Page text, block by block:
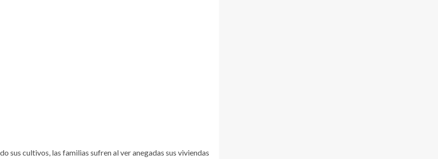
sus cultivos, las familias sufren al ver anegadas sus viviendas